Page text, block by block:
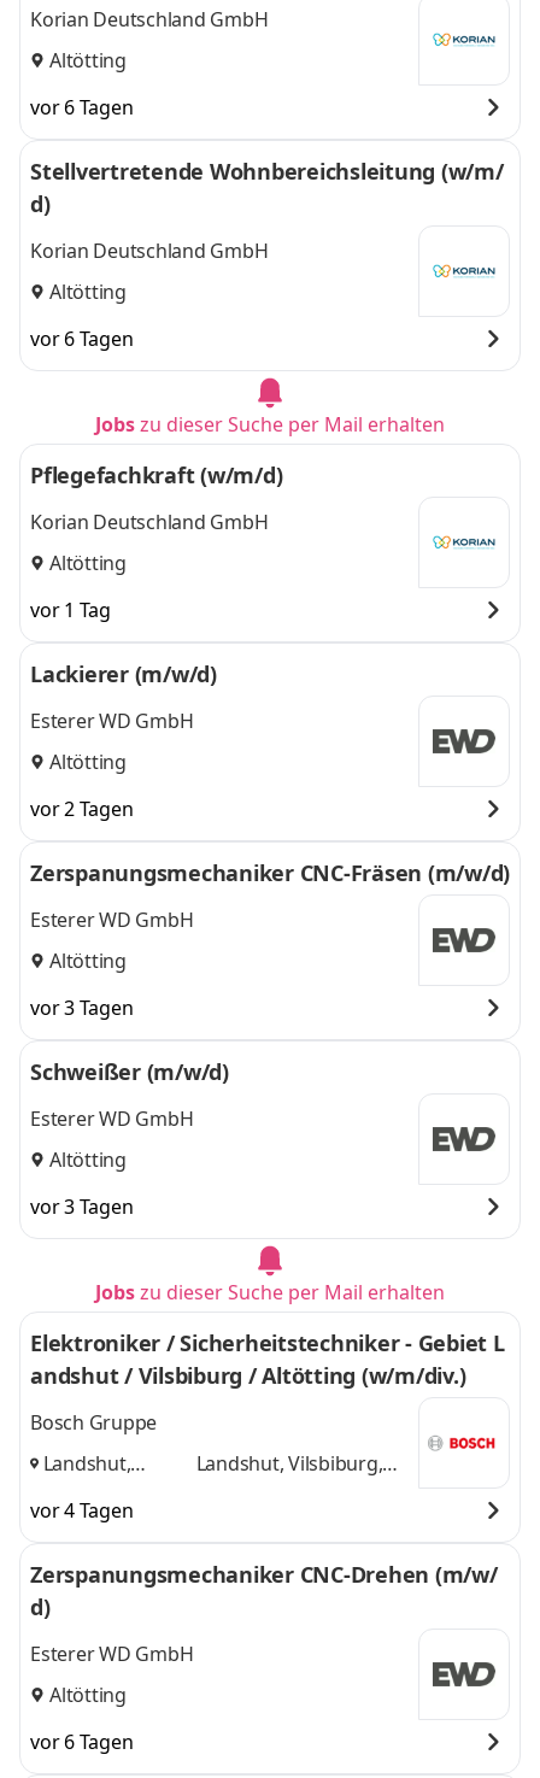
Korian Deutschland GmbH
Altötting
vor 6 Tagen
Stellvertretende Wohnbereichsleitung (w/m/
d)
Korian Deutschland GmbH
Altötting
vor 6 Tagen
Jobszu dieser Suche per Mail erhalten
Pflegefachkraft (w/m/d)
Korian Deutschland GmbH
Altötting
vor 1 Tag
Lackierer (m/w/d)
Esterer WD GmbH
Altötting
vor 2 Tagen
Zerspanungsmechaniker CNC-Fräsen (m/w/d)
Esterer WD GmbH
Altötting
vor 3 Tagen
Schweißer (m/w/d)
Esterer WD GmbH
Altötting
vor 3 Tagen
Jobszu dieser Suche per Mail erhalten
Elektroniker / Sicherheitstechniker - Gebiet L
andshut / Vilsbiburg / Altötting (w/m/div.)
Bosch Gruppe
Landshut,
Altötting,
Landshut, Vilsbiburg,
vor 4 Tagen
Zerspanungsmechaniker CNC-Drehen (m/w/
d)
Esterer WD GmbH
Altötting
vor 6 Tagen